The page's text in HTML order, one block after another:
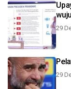
29
29